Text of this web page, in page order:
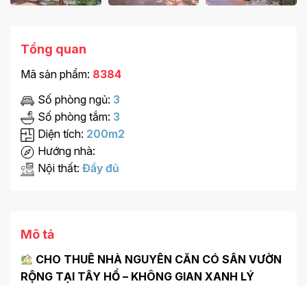
Tổng quan
Mã sản phẩm: 8384
Số phòng ngủ: 3
Số phòng tắm: 3
Diện tích: 200m2
Hướng nhà:
Nội thất: Đầy đủ
Mô tả
CHO THUÊ NHÀ NGUYÊN CĂN CÓ SÂN VƯỜN
RỘNG TẠI TÂY HỒ – KHÔNG GIAN XANH LÝ